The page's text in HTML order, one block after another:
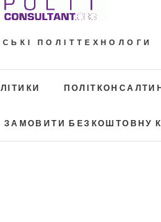
ПОЛІТТЕХНОЛОГИ
ЗАМОВИТИ БЕЗКОШТОВНУ